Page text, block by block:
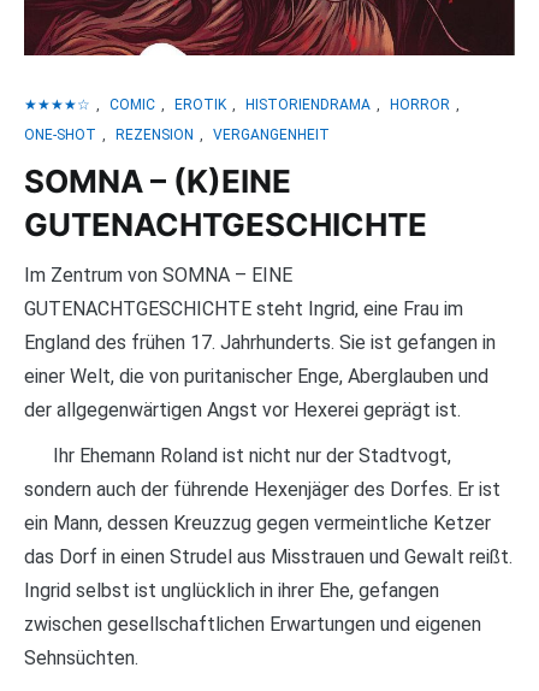
★★★★☆ , COMIC , EROTIK , HISTORIENDRAMA , HORROR ,
ONE-SHOT , REZENSION , VERGANGENHEIT
SOMNA – (K)EINE
GUTENACHTGESCHICHTE
Im Zentrum von SOMNA – EINE
GUTENACHTGESCHICHTE steht Ingrid, eine Frau im
England des frühen 17. Jahrhunderts. Sie ist gefangen in
einer Welt, die von puritanischer Enge, Aberglauben und
der allgegenwärtigen Angst vor Hexerei geprägt ist.
Ihr Ehemann Roland ist nicht nur der Stadtvogt,
sondern auch der führende Hexenjäger des Dorfes. Er ist
ein Mann, dessen Kreuzzug gegen vermeintliche Ketzer
das Dorf in einen Strudel aus Misstrauen und Gewalt reißt.
Ingrid selbst ist unglücklich in ihrer Ehe, gefangen
zwischen gesellschaftlichen Erwartungen und eigenen
Sehnsüchten.